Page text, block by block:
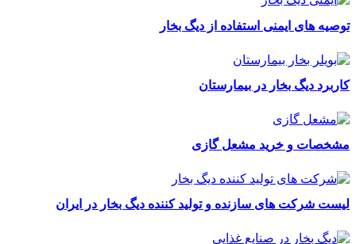
توصیه های ایمنی استفاده از دیگ بخار
کاربرد دیگ بخار در بیمارستان
مشخصات و خرید مشعل گازی
لیست شرکت های سازنده و تولید کننده دیگ بخار در ایران